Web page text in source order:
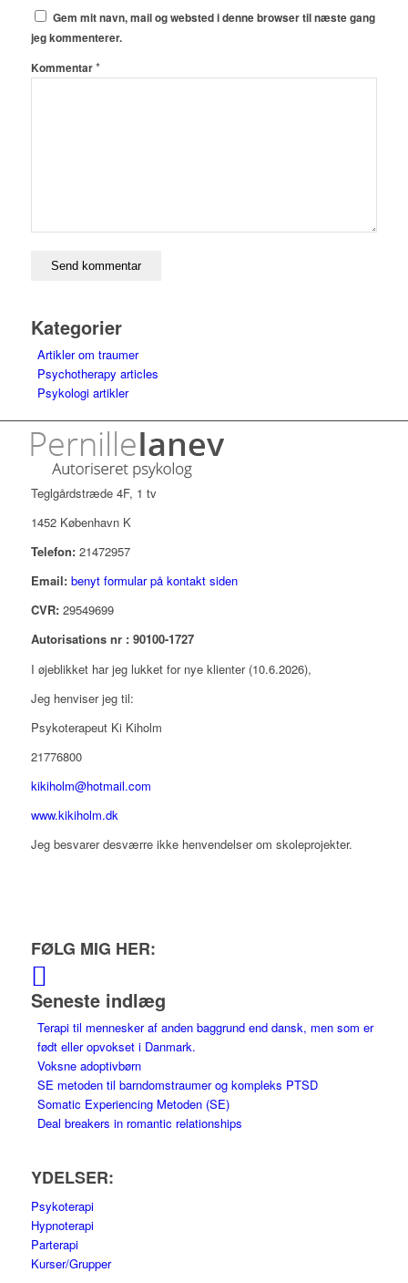
Gem mit navn, mail og websted i denne browser til næste gang
jeg kommenterer.
Kommentar*
Kategorier
Artikler om traumer
Psychotherapy articles
Psykologi artikler
Teglgårdstræde 4F, 1 tv
1452 København K
Telefon:21472957
Email: benyt formular på kontakt siden
CVR:29549699
Autorisations nr : 90100-1727
I øjeblikket har jeg lukket for nye klienter (10.6.2026),
Jeg henviser jeg til:
Psykoterapeut Ki Kiholm
21776800
kikiholm@hotmail.com
www.kikiholm.dk
Jeg besvarer desværre ikke henvendelser om skoleprojekter.
FØLG MIG HER:
Seneste indlæg
Terapi til mennesker af anden baggrund end dansk, men som er
født eller opvokset i Danmark.
Voksne adoptivbørn
SE metoden til barndomstraumer og kompleks PTSD
Somatic Experiencing Metoden (SE)
Deal breakers in romantic relationships
YDELSER:
Psykoterapi
Hypnoterapi
Parterapi
Kurser/Grupper